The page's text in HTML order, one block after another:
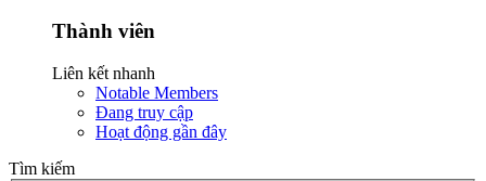
Thành viên
Liên kết nhanh
Notable Members
Đang truy cập
Hoạt động gần đây
Tìm kiếm